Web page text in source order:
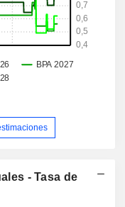
- Tasa de